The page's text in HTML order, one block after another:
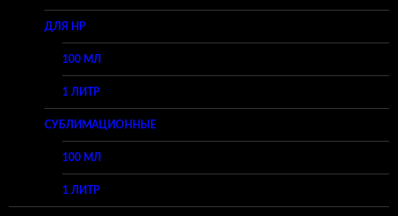
ДЛЯ HP
100 МЛ
1 ЛИТР
СУБЛИМАЦИОННЫЕ
100 МЛ
1 ЛИТР